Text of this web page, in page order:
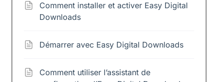
Comment installer et activer Easy Digital
Downloads
Démarrer avec Easy Digital Downloads
Comment utiliser l’assistant de